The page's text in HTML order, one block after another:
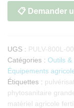
quantité
📋 Demander
UGS : PULV-800L-
Catégories : Outils
Équipements
Étiquettes :
phytosanitaire
matériel agricole